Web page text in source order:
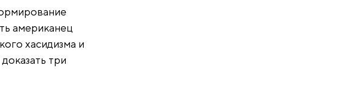
американец
хасидизма и
три